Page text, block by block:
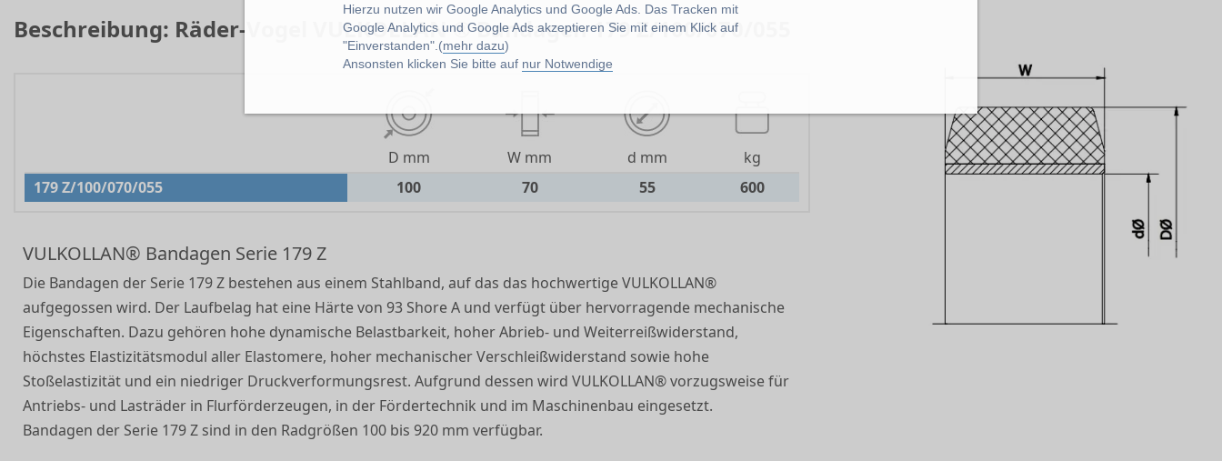
Hierzu nutzen wir Google Analytics und Google Ads. Das Tracken mit
Google Analytics und Google Ads akzeptieren Sie mit einem Klick auf
"Einverstanden".(mehr dazu)
Ansonsten klicken Sie bitte auf nur Notwendige
Beschreibung: Räder-Vogel VULKOLLAN ® Bandagen 179 Z/100/070/055
D mm W mm d mm
kg
179 Z/100/070/055
100 70 55 600
VULKOLLAN® Bandagen Serie 179 Z
Die Bandagen der Serie 179 Z bestehen aus einem Stahlband, auf das das hochwertige VULKOLLAN®
aufgegossen wird. Der Laufbelag hat eine Härte von 93 Shore A und verfügt über hervorragende mechanische
Eigenschaften. Dazu gehören hohe dynamische Belastbarkeit, hoher Abrieb- und Weiterreißwiderstand,
höchstes Elastizitätsmodul aller Elastomere, hoher mechanischer Verschleißwiderstand sowie hohe
Stoßelastizität und ein niedriger Druckverformungsrest. Aufgrund dessen wird VULKOLLAN® vorzugsweise für
Antriebs- und Lasträder in Flurförderzeugen, in der Fördertechnik und im Maschinenbau eingesetzt.
Bandagen der Serie 179 Z sind in den Radgrößen 100 bis 920 mm verfügbar.